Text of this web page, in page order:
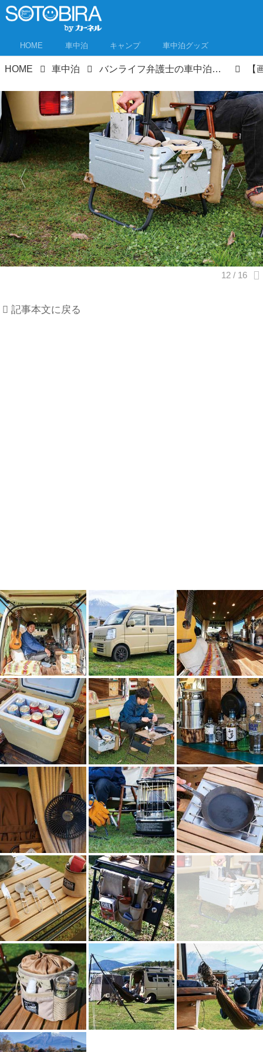
HOME 車中泊 キャンプ 車中泊グッズ
HOME 車中泊 バンライフ弁護士の車中泊ライフ① アウトドアとインドアがつながるボーダーレスな車中泊スタイルとは
記事本文に戻る